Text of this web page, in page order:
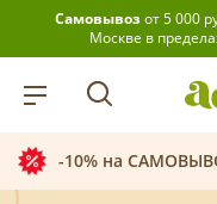
Самовывозот 5 000
Москве в
-10% на